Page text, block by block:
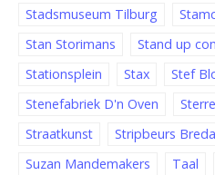
Stadsmuseum Tilburg
Stan Storimans
Stand up
Stationsplein
Stax
Stef
Stenefabriek D'n Oven
Straatkunst
Stripbeurs Breda
Suzan Mandemakers
Taal